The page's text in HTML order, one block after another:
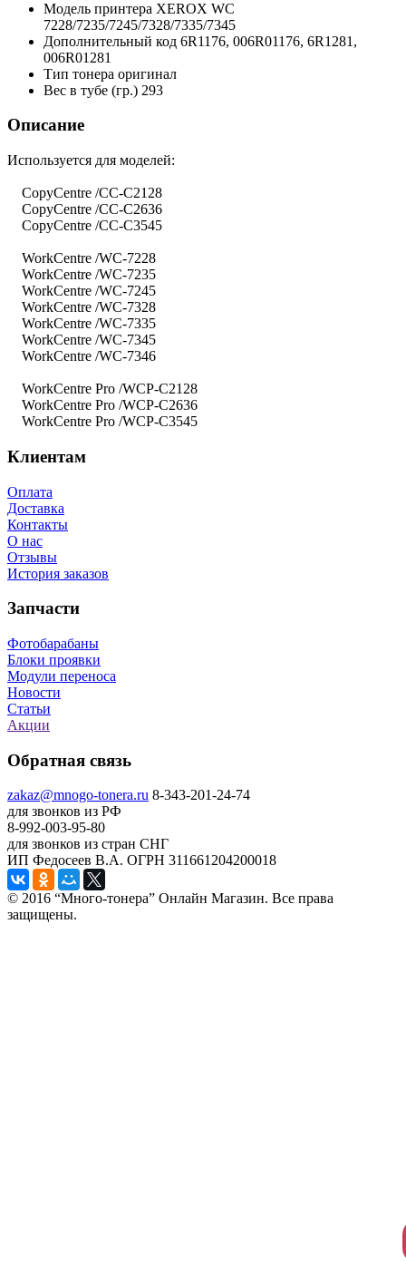
Модель принтера XEROX WC
7228/7235/7245/7328/7335/7345
Дополнительный код 6R1176, 006R01176, 6R1281,
006R01281
Тип тонера оригинал
Вес в тубе (гр.) 293
Описание
Используется для моделей:
CopyCentre /CC-C2128
CopyCentre /CC-C2636
CopyCentre /CC-C3545
WorkCentre /WC-7228
WorkCentre /WC-7235
WorkCentre /WC-7245
WorkCentre /WC-7328
WorkCentre /WC-7335
WorkCentre /WC-7345
WorkCentre /WC-7346
WorkCentre Pro /WCP-C2128
WorkCentre Pro /WCP-C2636
WorkCentre Pro /WCP-C3545
Клиентам
Оплата
Доставка
Контакты
О нас
Отзывы
История заказов
Запчасти
Фотобарабаны
Блоки проявки
Модули переноса
Новости
Статьи
Акции
Обратная связь
zakaz@mnogo-tonera.ru 8-343-201-24-74
для звонков из РФ
8-992-003-95-80
для звонков из стран СНГ
ИП Федосеев В.А. ОГРН 311661204200018
© 2016 “Много-тонера” Онлайн Магазин. Все права
защищены.